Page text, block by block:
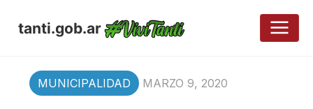
tanti.gob.ar
MUNICIPALIDAD MARZO 9, 2020